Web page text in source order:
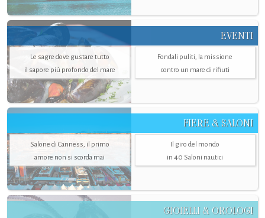
EVENTI
Le sagre dove gustare tutto
il sapore più profondo del mare
Fondali puliti, la missione
contro un mare di rifiuti
FIERE & SALONI
Salone di Canness, il primo
amore non si scorda mai
Il giro del mondo
in 40 Saloni nautici
GIOIELLI & OROLOGI